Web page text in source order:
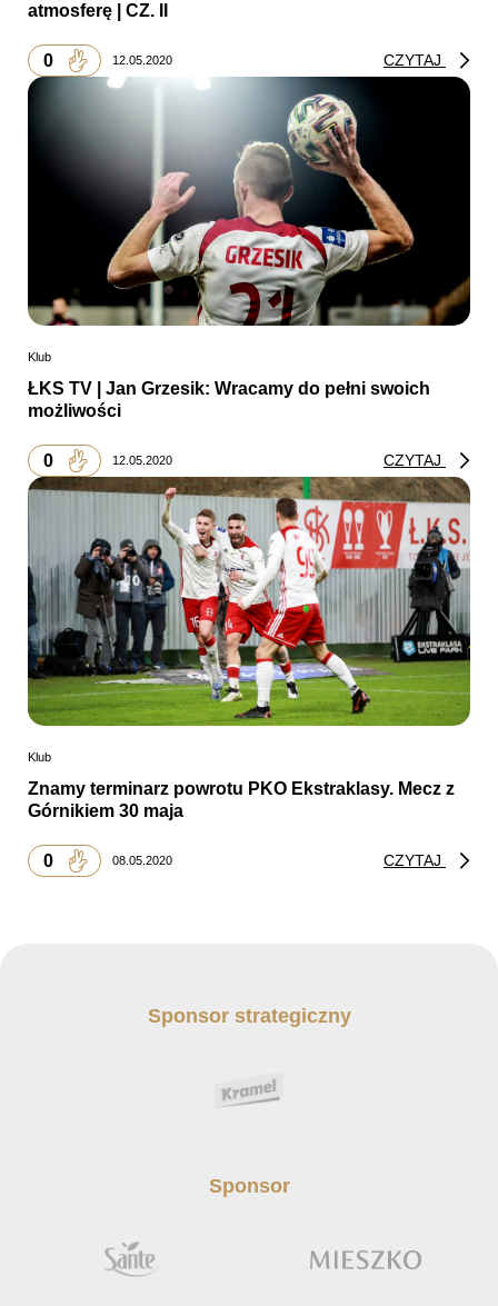
atmosferę | CZ. II
0 12.05.2020 CZYTAJ
Klub
ŁKS TV | Jan Grzesik: Wracamy do pełni swoich
możliwości
0 12.05.2020 CZYTAJ
Klub
Znamy terminarz powrotu PKO Ekstraklasy. Mecz z
Górnikiem 30 maja
0 08.05.2020 CZYTAJ
Sponsor strategiczny
Sponsor